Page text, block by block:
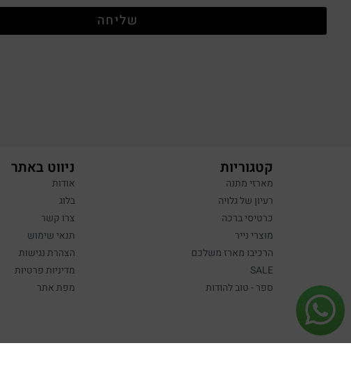
שליחה
קטגוריות
מארזי מתנה
רעיון של גלויה
כרטיסי ברכה
מוצרי נייר
הרכיבו מארז משלכם
SALE
ספר - טוב להודות
ניווט באתר
אודות
בלוג
צרו קשר
תנאי שימוש
הצהרת נגישות
מדיניות פרטיות
מפת אתר